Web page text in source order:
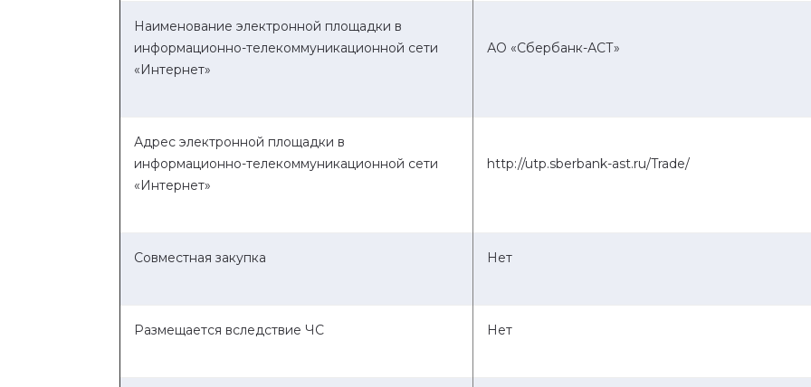
Наименование электронной площадки в
информационно-телекоммуникационной сети
«Интернет»
АО «Сбербанк-АСТ»
Адрес электронной площадки в
информационно-телекоммуникационной сети
«Интернет»
http://utp.sberbank-ast.ru/Trade/
Совместная закупка Нет
Размещается вследствие ЧС Нет